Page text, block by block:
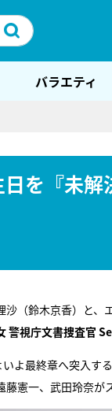
バラエティ
を『未
（鈴木京香）と
警視庁文書捜査官
よ最終章へ突入す
憲一、武田玲奈が